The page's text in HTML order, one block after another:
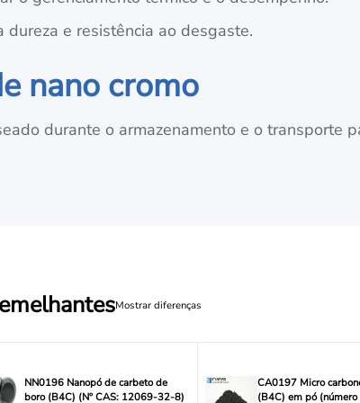
dureza e resistência ao desgaste.
nano cromo
durante o armazenamento e o transporte
Mostrar diferenças
NN0196 Nanopó de carbeto de
boro (B4C) (Nº CAS: 12069-32-8)
CA0197 Micro
(B4C) em pó